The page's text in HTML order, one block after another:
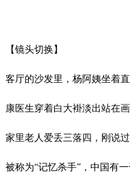
【镜头切换】
客厅的沙发里，杨阿姨坐着
康医生穿着白大褂淡出站在
家里老人爱丢三落四 ，刚说
被称为“记忆杀手”，中国有